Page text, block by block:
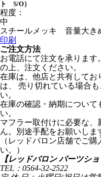
ト S/O）
程度：
中
スチールメッキ 音量大
印刷
ご注文方法
お電話にて注文を承りま
の上、注文ください。
在庫は、他店と共有してお
は、 売り切れている場合
い。
在庫の確認・納期について
い。
マフラー取付けに必要な
ん。別途手配をお願いしま
（レッドバロン店舗でご
い。）
【レッドバロン パーツシ
TEL：0564-32-2522